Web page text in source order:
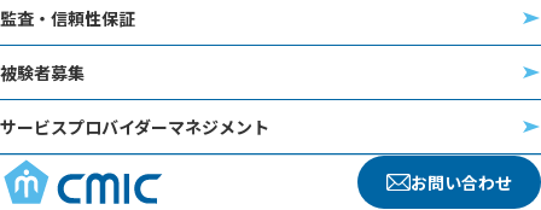
監査・信頼性保証
被験者募集
サービスプロバイダーマネジメント
お問い合わせ